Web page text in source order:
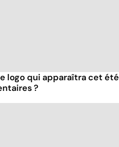
logo qui apparaîtra cet été
?